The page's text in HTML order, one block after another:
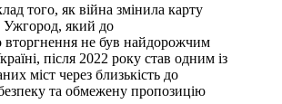
того, як війна змінила карту
Ужгород, який до
не був найдорожчим
після 2022 року став одним із
міст через близькість до
та обмежену пропозицію